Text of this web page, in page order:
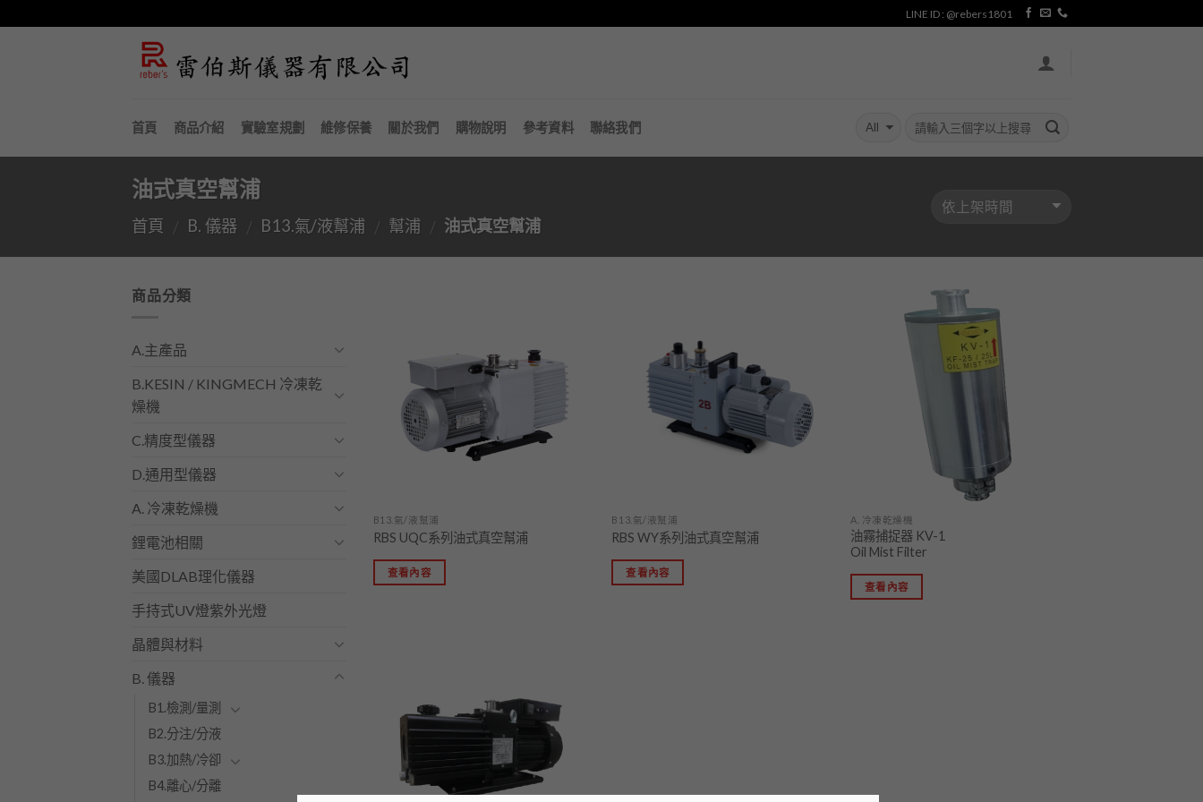
LINE ID : @rebers1801
首頁 商品介紹 實驗室規劃 維修保養 關於我們 購物說明 參考資料 聯絡我們
油式真空幫浦
首頁 B. 儀器 B13.氣/液幫浦 幫浦 油式真空幫浦
商品分類
A.主產品
B.KESIN / KINGMECH 冷凍乾
燥機
C.精度型儀器
D.通用型儀器
A. 冷凍乾燥機
鋰電池相關
美國DLAB理化儀器
手持式UV燈紫外光燈
晶體與材料
B. 儀器
B1.檢測/量測
B2.分注/分液
B3.加熱/冷卻
B4.離心/分離
B13.氣/液幫浦
RBS UQC系列油式真空幫浦
查看內容
B13.氣/液幫浦
RBS WY系列油式真空幫浦
查看內容
A. 冷凍乾燥機
油霧捕捉器 KV-1
Oil Mist Filter
查看內容
望清
單」